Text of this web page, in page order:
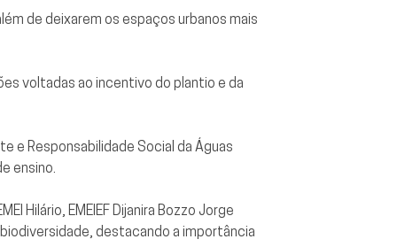
de deixarem os espaços urbanos mais
voltadas ao incentivo do plantio e da
e Responsabilidade Social da Águas
ensino.
Hilário, EMEIEF Dijanira Bozzo Jorge
destacando a importância